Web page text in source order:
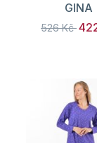
GINA
526 Kč